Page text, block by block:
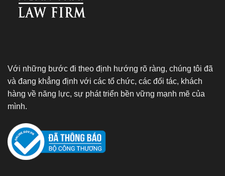
Với những bước đi theo định hướng rõ ràng, chúng tôi đã
và đang khẳng định với các tổ chức, các đối tác, khách
hàng về năng lực, sự phát triển bền vững mạnh mẽ của
mình.